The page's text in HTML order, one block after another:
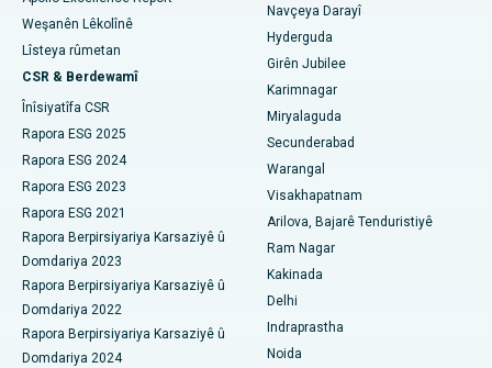
Nexweşxaneya herî baş li GS Road, Guwahati
Nexweşxaneya herî baş li Hyderguda, Hyderabad
Nexweşxaneya herî baş li Vijay Nagar, Indore
Nexweşxaneya herî baş li Suryaraopeta Main Road, Kakinada
Nexweşxaneya herî baş li Rêya Circular a Canal, Kolkata
Nexweşxaneya herî baş li CBD Belapur, Navi Mumbai
Nexweşxaneya herî baş li Panchavati, Nashik
Nexweşxaneya herî baş li secunderabad, Hyderabad
Polypotomy
Stîlasyona Mejî ya Kûr
Biopsiya gurçikê
Parathyroidectomy
Surgery Cytoreductive
Guhertina Tevahî ya Çokê ya Seramîk
ERCP
Weşanên Lêkolînê
Lîsteya rûmetan
CSR & Berdewamî
Înîsiyatîfa CSR
Rapora ESG 2025
Rapora ESG 2024
Rapora ESG 2023
Rapora ESG 2021
Rapora Berpirsiyariya Karsaziyê û
Domdariya 2023
Rapora Berpirsiyariya Karsaziyê û
Domdariya 2022
Rapora Berpirsiyariya Karsaziyê û
Domdariya 2024
Navçeya Darayî
Hyderguda
Girên Jubilee
Karimnagar
Miryalaguda
Secunderabad
Warangal
Visakhapatnam
Arilova, Bajarê Tenduristiyê
Ram Nagar
Kakinada
Delhi
Indraprastha
Noida